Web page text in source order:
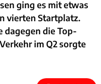
ging es mit etwas
vierten Startplatz.
dagegen die Top-
im Q2 sorgte